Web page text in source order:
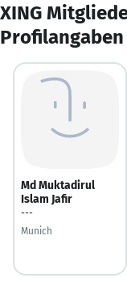
XING
Profilangaben
Md Muktadirul
Islam Jafir
---
Munich